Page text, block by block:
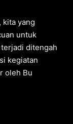
kita yang
untuk
ditengah
kegiatan
oleh Bu